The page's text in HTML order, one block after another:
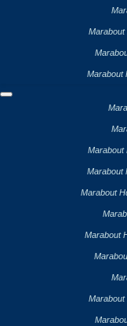
Marabout
Marabout
Marabout
Marabout
Marabout
Marabout
Marabout